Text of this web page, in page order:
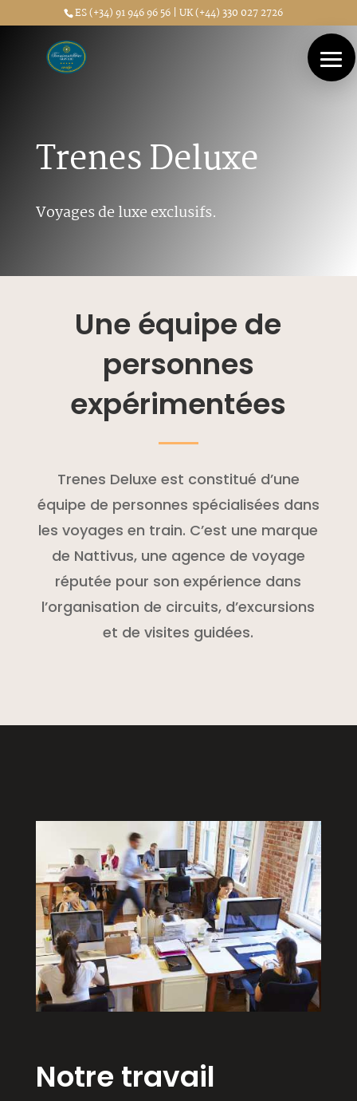
ES (+34) 91 946 96 56 | UK (+44) 330 027 2726
Trenes Deluxe
Voyages de luxe exclusifs.
Une équipe de
personnes
expérimentées
Trenes Deluxe est constitué d’une
équipe de personnes spécialisées dans
les voyages en train. C’est une marque
de Nattivus, une agence de voyage
réputée pour son expérience dans
l’organisation de circuits, d’excursions
et de visites guidées.
Notre travail